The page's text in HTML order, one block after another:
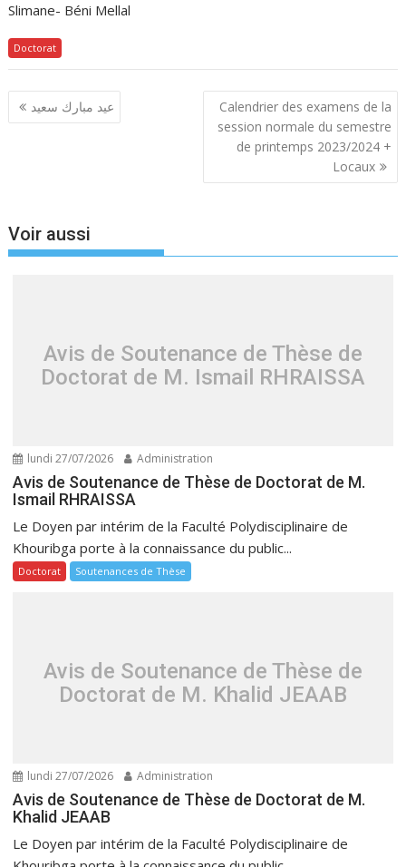
Slimane- Béni Mellal
Doctorat
Navigation
de
عيد مبارك سعيد
Calendrier des examens de la
session normale du semestre
de printemps 2023/2024 +
Locaux
Voir aussi
Avis de Soutenance de Thèse de
Doctorat de M. Ismail RHRAISSA
lundi 27/07/2026 Administration
Avis de Soutenance de Thèse de Doctorat de M.
Ismail RHRAISSA
Le Doyen par intérim de la Faculté Polydisciplinaire de
Khouribga porte à la connaissance du public...
Doctorat Soutenances de Thèse
Avis de Soutenance de Thèse de
Doctorat de M. Khalid JEAAB
lundi 27/07/2026 Administration
Avis de Soutenance de Thèse de Doctorat de M.
Khalid JEAAB
Le Doyen par intérim de la Faculté Polydisciplinaire de